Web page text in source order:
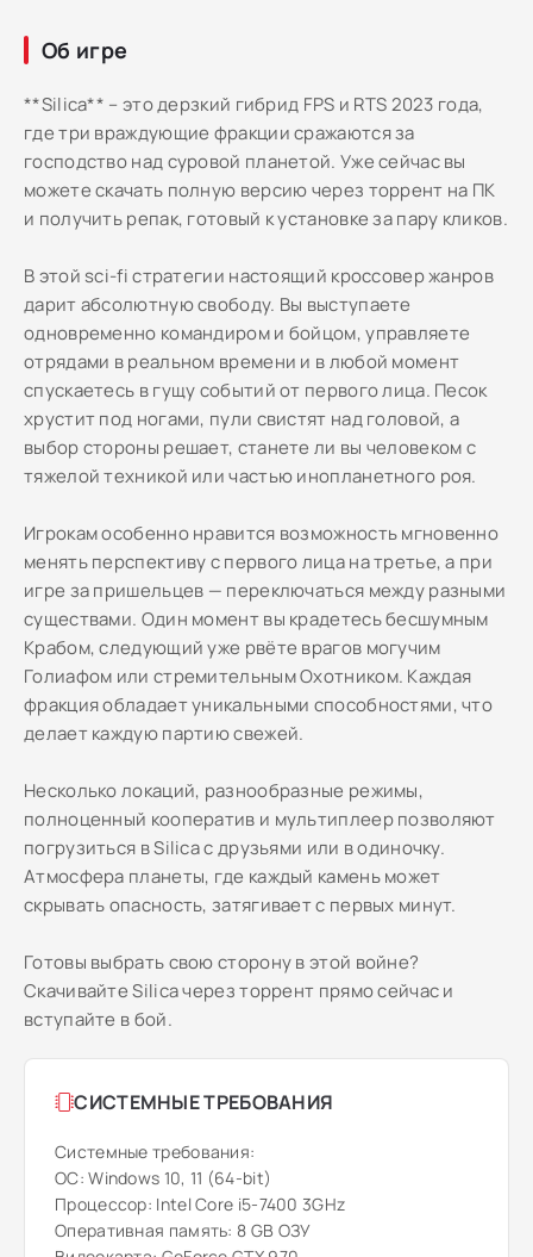
Об игре
**Silica** – это дерзкий гибрид FPS и RTS 2023 года,
где три враждующие фракции сражаются за
господство над суровой планетой. Уже сейчас вы
можете скачать полную версию через торрент на ПК
и получить репак, готовый к установке за пару кликов.
В этой sci-fi стратегии настоящий кроссовер жанров
дарит абсолютную свободу. Вы выступаете
одновременно командиром и бойцом, управляете
отрядами в реальном времени и в любой момент
спускаетесь в гущу событий от первого лица. Песок
хрустит под ногами, пули свистят над головой, а
выбор стороны решает, станете ли вы человеком с
тяжелой техникой или частью инопланетного роя.
Игрокам особенно нравится возможность мгновенно
менять перспективу с первого лица на третье, а при
игре за пришельцев — переключаться между разными
существами. Один момент вы крадетесь бесшумным
Крабом, следующий уже рвёте врагов могучим
Голиафом или стремительным Охотником. Каждая
фракция обладает уникальными способностями, что
делает каждую партию свежей.
Несколько локаций, разнообразные режимы,
полноценный кооператив и мультиплеер позволяют
погрузиться в Silica с друзьями или в одиночку.
Атмосфера планеты, где каждый камень может
скрывать опасность, затягивает с первых минут.
Готовы выбрать свою сторону в этой войне?
Скачивайте Silica через торрент прямо сейчас и
вступайте в бой.
СИСТЕМНЫЕ ТРЕБОВАНИЯ
Системные требования:
ОС: Windows 10, 11 (64-bit)
Процессор: Intel Core i5-7400 3GHz
Оперативная память: 8 GB ОЗУ